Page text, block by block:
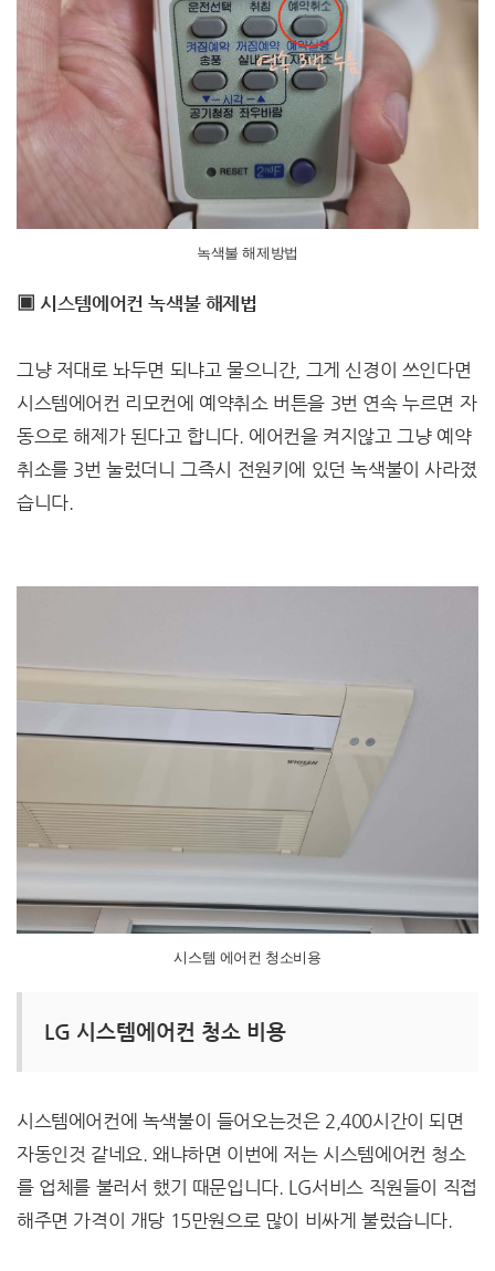
녹색불 해제방법
▣ 시스템에어컨 녹색불 해제법
그냥 저대로 놔두면 되냐고 물으니간, 그게 신경이 쓰인다면
시스템에어컨 리모컨에 예약취소 버튼을 3번 연속 누르면 자
동으로 해제가 된다고 합니다. 에어컨을 켜지않고 그냥 예약
취소를 3번 눌렀더니 그즉시 전원키에 있던 녹색불이 사라졌
습니다.
시스템 에어컨 청소비용
LG 시스템에어컨 청소 비용
시스템에어컨에 녹색불이 들어오는것은 2,400시간이 되면
자동인것 같네요. 왜냐하면 이번에 저는 시스템에어컨 청소
를 업체를 불러서 했기 때문입니다. LG서비스 직원들이 직접
해주면 가격이 개당 15만원으로 많이 비싸게 불렀습니다.